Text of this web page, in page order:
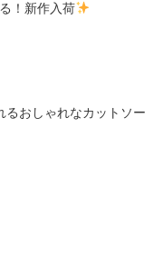
！新作入荷
るおしゃれなカットソー